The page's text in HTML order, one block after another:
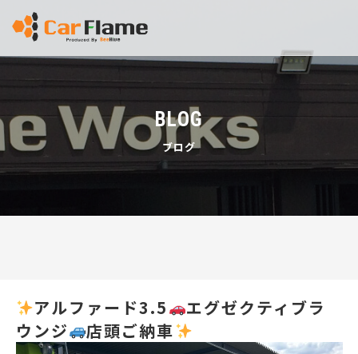
BLOG
ブログ
アルファード3.5
エグゼクティブラ
ウンジ
店頭ご納車